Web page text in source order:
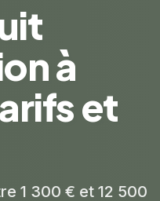
à
et
1 300 € et 12 500